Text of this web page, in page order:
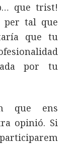
que trist!
per tal que
que tu
por tu
que ens
opinió. Si